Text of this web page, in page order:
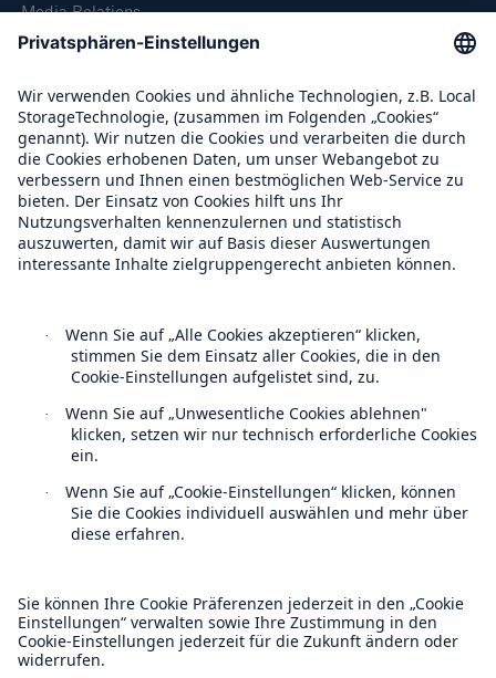
Media Relations
Compliance
Über Munich Re
Munich Re Weltweit
Datenschutz
Rechtliche Hinweise
Sitemap
600 bn
US Dollar im Jahr 2018
MIRA Digital Suite